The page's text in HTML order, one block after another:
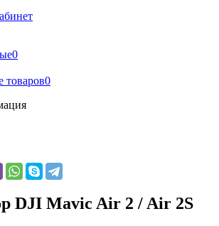
0
товаров0
DJI Mavic Air 2 / Air 2S